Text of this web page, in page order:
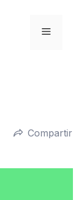
MENÚ
Compartir